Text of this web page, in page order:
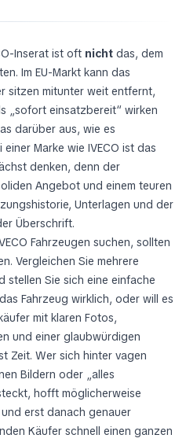
Inserat ist oft nicht das, dem
Im EU-Markt kann das
sitzen mitunter weit entfernt,
„sofort einsatzbereit“ wirken
darüber aus, wie es
Marke wie IVECO ist das
denken, denn der
Angebot und einem teuren
Unterlagen und der
Überschrift.
Fahrzeugen suchen, sollten
Vergleichen Sie mehrere
stellen Sie sich eine einfache
Fahrzeug wirklich, oder will es
mit klaren Fotos,
und einer glaubwürdigen
Zeit. Wer sich hinter vagen
Bildern oder „alles
hofft möglicherweise
erst danach genauer
Käufer schnell einen ganzen